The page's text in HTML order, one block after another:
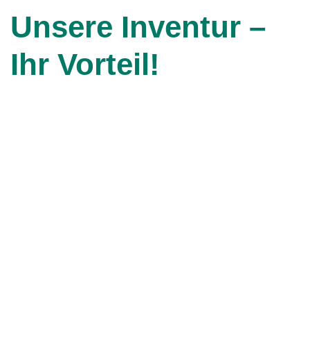
Unsere Inventur –
Ihr Vorteil!